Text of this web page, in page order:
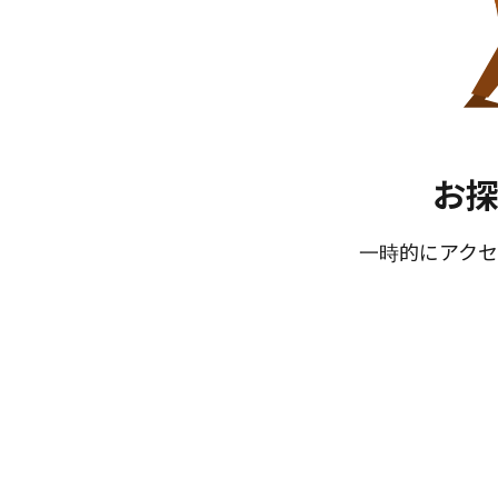
お
一時的にアク